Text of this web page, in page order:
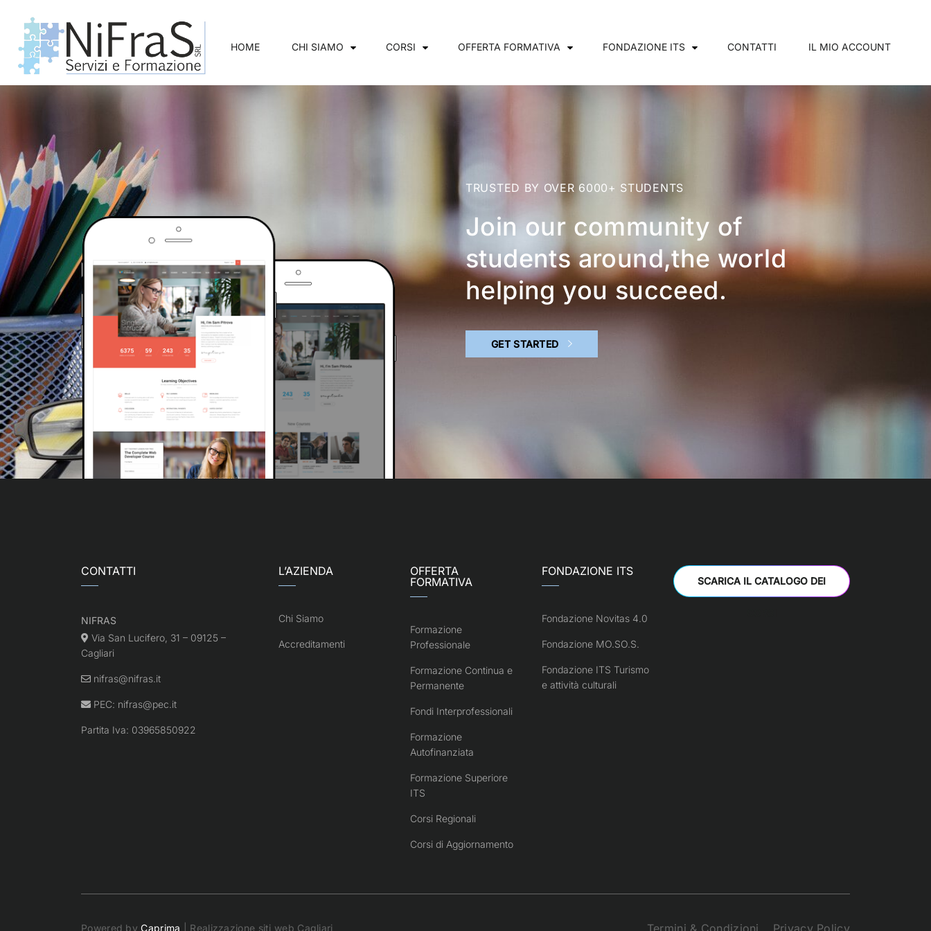
HOME CHI SIAMO CORSI OFFERTA FORMATIVA FONDAZIONE ITS CONTATTI IL MIO ACCOUNT
TRUSTED BY OVER 6000+ STUDENTS
Join our community of
students around,the world
helping you succeed.
GET STARTED
CONTATTI
NIFRAS
Via San Lucifero, 31 – 09125 –
Cagliari
nifras@nifras.it
PEC: nifras@pec.it
Partita Iva: 03965850922
L’AZIENDA
Chi Siamo
Accreditamenti
OFFERTA
FORMATIVA
Formazione
Professionale
Formazione Continua e
Permanente
Fondi Interprofessionali
Formazione
Autofinanziata
Formazione Superiore
ITS
Corsi Regionali
Corsi di Aggiornamento
FONDAZIONE ITS
Fondazione Novitas 4.0
Fondazione MO.SO.S.
Fondazione ITS Turismo
e attività culturali
SCARICA IL CATALOGO DEI
Powered byCaprima | Realizzazione siti web Cagliari Termini & Condizioni Privacy Policy